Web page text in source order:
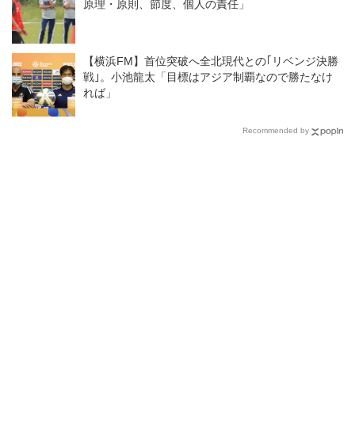
原理・原則、節度、個人の責任」
【横浜FM】首位突破へ全北現代との｢リベンジ決勝
戦｣。小池龍太「目標はアジア制覇なので勝たなけ
れば」
Recommended by